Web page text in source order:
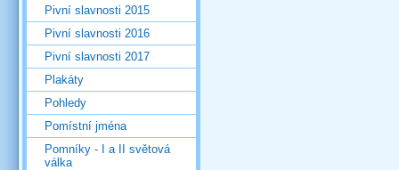
Pivní slavnosti 2015
Pivní slavnosti 2016
Pivní slavnosti 2017
Plakáty
Pohledy
Pomístní jména
Pomníky - I a II světová
válka